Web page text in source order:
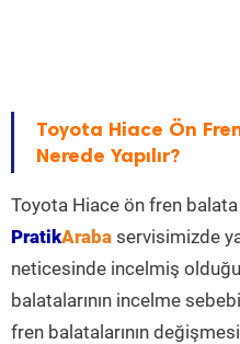
Toyota Hiace Ön
Nerede Yapılır?
Toyota Hiace ön fren
PratikAraba servisimizde
neticesinde incelmiş
balatalarının incelme sebebi
fren balatalarının